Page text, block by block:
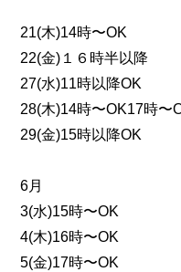
21(木)14時〜OK
22(金)１６時半以降
27(水)11時以降OK
28(木)14時〜OK17時〜
29(金)15時以降OK
6月
3(水)15時〜OK
4(木)16時〜OK
5(金)17時〜OK